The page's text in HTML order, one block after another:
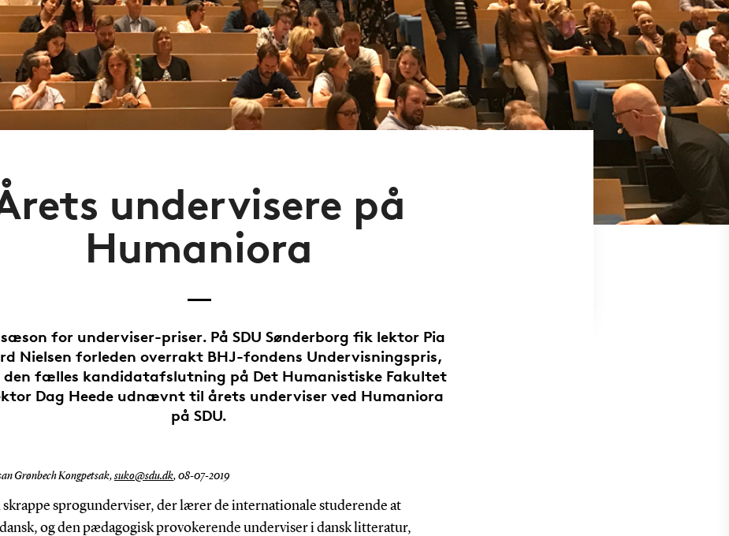
undervisere på
Humaniora
for underviser-priser. På SDU Sønderborg fik lektor Pia
Nielsen forleden overrakt BHJ-fondens Undervisningspris,
den fælles kandidatafslutning på Det Humanistiske Fakultet
Dag Heede udnævnt til årets underviser ved Humaniora
på SDU.
Grønbech Kongpetsak, suko@sdu.dk, 08-07-2019
skrappe sprogunderviser, der lærer de internationale studerende at
og den pædagogisk provokerende underviser i dansk litteratur,